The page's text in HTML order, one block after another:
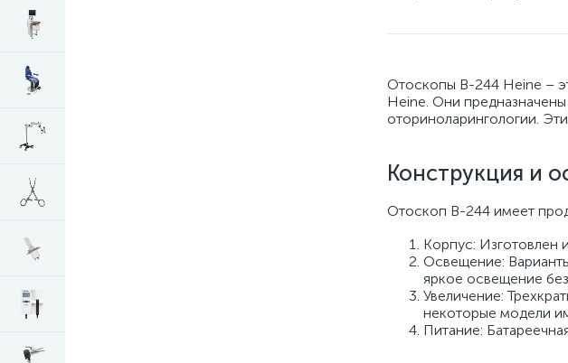
Отоскопы B-244 Heine –
Heine. Они
оториноларингологии.
Конструкция и
Отоскоп B-244 имеет
Корпус: Изготовлен
Освещение:
яркое освещение
Увеличение:
некоторые модели
Питание: